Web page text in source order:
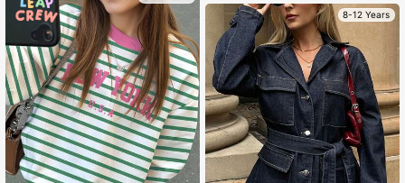
8-12 Years